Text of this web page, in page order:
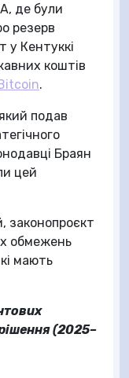
де були
резерв
у Кентуккі
коштів
.
подав
Браян
цей
законопроєкт
обмежень
мають
(2025–